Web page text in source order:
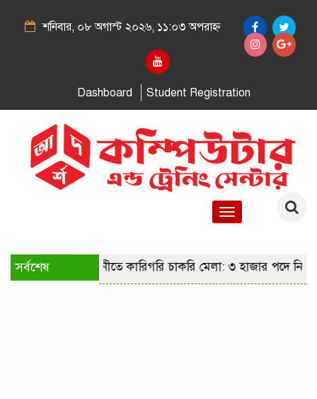
শনিবার, ০৮ অগাস্ট ২০২৬, ১১:০৩ অপরাহ্ন
Dashboard Student Registration
Toggle
সর্বশেষরাজধানীতে কারিগরি চাকরি মেলা: ৩ হাজার পদে